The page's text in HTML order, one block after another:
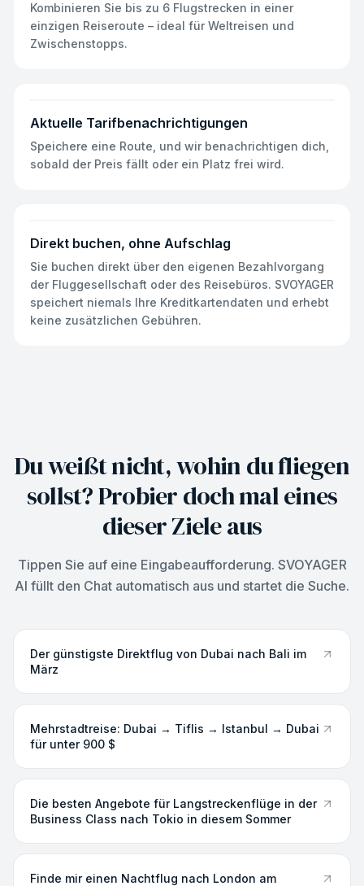
Kombinieren Sie bis zu 6 Flugstrecken in einer
einzigen Reiseroute – ideal für Weltreisen und
Zwischenstopps.
Aktuelle Tarifbenachrichtigungen
Speichere eine Route, und wir benachrichtigen dich,
sobald der Preis fällt oder ein Platz frei wird.
Direkt buchen, ohne Aufschlag
Sie buchen direkt über den eigenen Bezahlvorgang
der Fluggesellschaft oder des Reisebüros. SVOYAGER
speichert niemals Ihre Kreditkartendaten und erhebt
keine zusätzlichen Gebühren.
Du weißt nicht, wohin du fliegen
sollst? Probier doch mal eines
dieser Ziele aus
Tippen Sie auf eine Eingabeaufforderung. SVOYAGER
AI füllt den Chat automatisch aus und startet die Suche.
Der günstigste Direktflug von Dubai nach Bali im
März
Mehrstadtreise: Dubai → Tiflis → Istanbul → Dubai
für unter 900 $
Die besten Angebote für Langstreckenflüge in der
Business Class nach Tokio in diesem Sommer
Finde mir einen Nachtflug nach London am